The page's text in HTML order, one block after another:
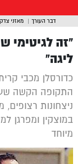
דבר העורך מאזני צדק
“זה לגיטימי
ליגה”
כדורסלן מכבי
ניצחונות
במוצקין ומפרגן
מיוחד